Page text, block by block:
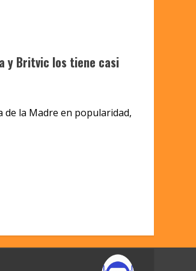
y Britvic los tiene casi
de la Madre en popularidad,